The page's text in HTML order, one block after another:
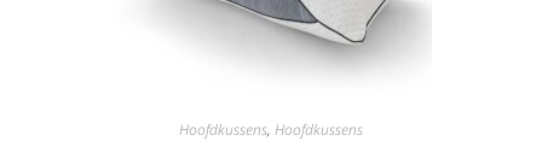
Hoofdkussens, Hoofdkussens